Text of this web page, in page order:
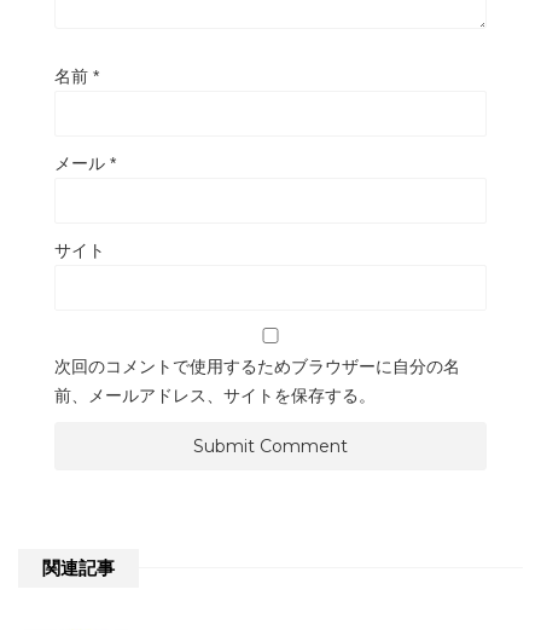
名前 *
メール *
サイト
次回のコメントで使用するためブラウザーに自分の名
前、メールアドレス、サイトを保存する。
関連記事